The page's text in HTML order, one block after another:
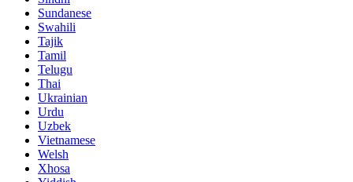
Sundanese
Swahili
Tajik
Tamil
Telugu
Thai
Ukrainian
Urdu
Uzbek
Vietnamese
Welsh
Xhosa